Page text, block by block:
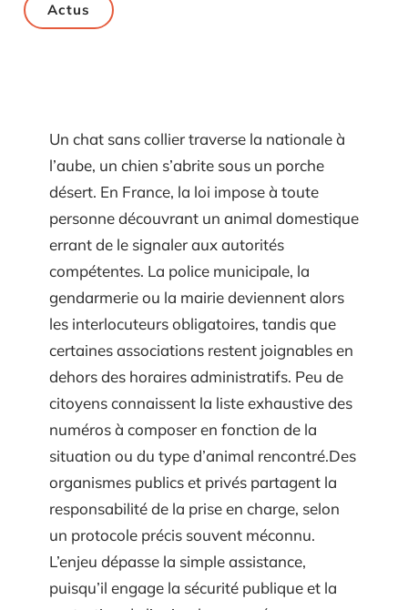
Actus
Un chat sans collier traverse la nationale à
l’aube, un chien s’abrite sous un porche
désert. En France, la loi impose à toute
personne découvrant un animal domestique
errant de le signaler aux autorités
compétentes. La police municipale, la
gendarmerie ou la mairie deviennent alors
les interlocuteurs obligatoires, tandis que
certaines associations restent joignables en
dehors des horaires administratifs. Peu de
citoyens connaissent la liste exhaustive des
numéros à composer en fonction de la
situation ou du type d’animal rencontré.Des
organismes publics et privés partagent la
responsabilité de la prise en charge, selon
un protocole précis souvent méconnu.
L’enjeu dépasse la simple assistance,
puisqu’il engage la sécurité publique et la